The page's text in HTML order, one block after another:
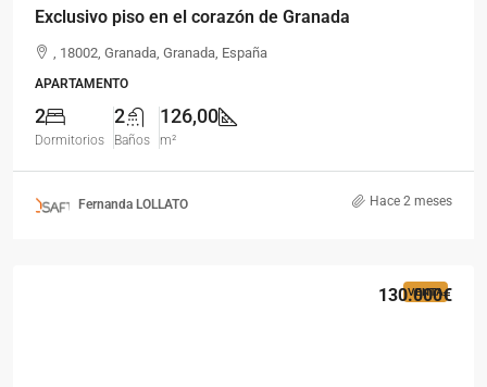
Exclusivo piso en el corazón de Granada
, 18002, Granada, Granada, España
APARTAMENTO
2
Dormitorios
2
Baños
126,00
m²
Fernanda LOLLATO Hace 2 meses
VENTA
130.000€